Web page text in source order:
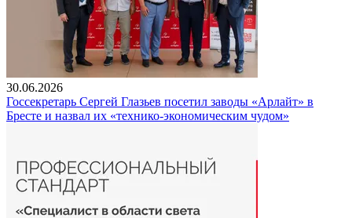
30.06.2026
Госсекретарь Сергей Глазьев посетил заводы «Арлайт» в
Бресте и назвал их «технико-экономическим чудом»